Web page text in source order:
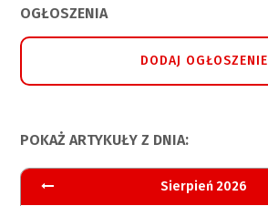
OGŁOSZENIA
DODAJ OGŁOSZENIE
POKAŻ ARTYKUŁY Z DNIA:
Sierpień 2026